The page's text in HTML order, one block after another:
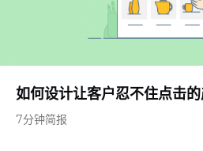
如何设计让客户忍不住点击
7分钟简报